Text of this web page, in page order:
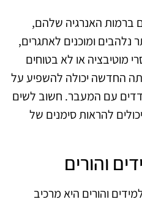
ברמות האנרגיה שלהם,
נלהבים ומוכנים לאתגרים,
מוטיבציה או לא בטוחים
החדשה יכולה להשפיע על
עם המעבר. חשוב לשים
להראות סימנים של
והורים
והורים היא מרכיב